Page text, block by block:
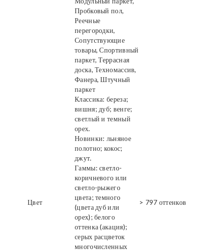
Пробковый пол,
Реечные
перегородки,
Сопутствующие
товары, Спортивный
паркет, Террасная
доска, Техномассив,
Фанера, Штучный
паркет
Цвет
Классика: береза;
вишня; дуб; венге;
светлый и темный
орех.
Новинки: льняное
полотно; кокос;
джут.
Гаммы: светло-
коричневого или
светло-рыжего
цвета; темного
(цвета дуб или
орех); белого
оттенка (акация);
серых расцветок
многочисленных
> 797 оттенков